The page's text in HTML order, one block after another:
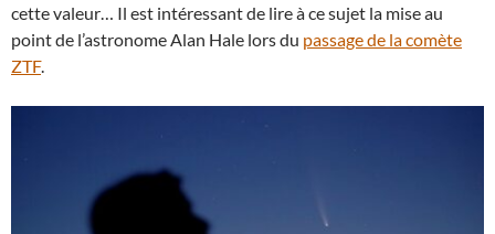
cette valeur… Il est intéressant de lire à ce sujet la mise au
point de l’astronome Alan Hale lors du passage de la comète
ZTF.